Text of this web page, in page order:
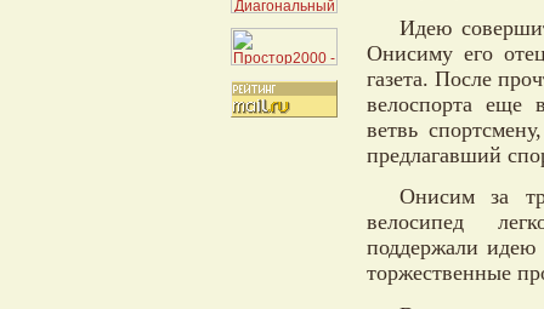
Идею
Онисиму его
газета. После
велоспорта еще
ветвь
предлагавший
Онисим за
велосипед
поддержали идею
торжественные